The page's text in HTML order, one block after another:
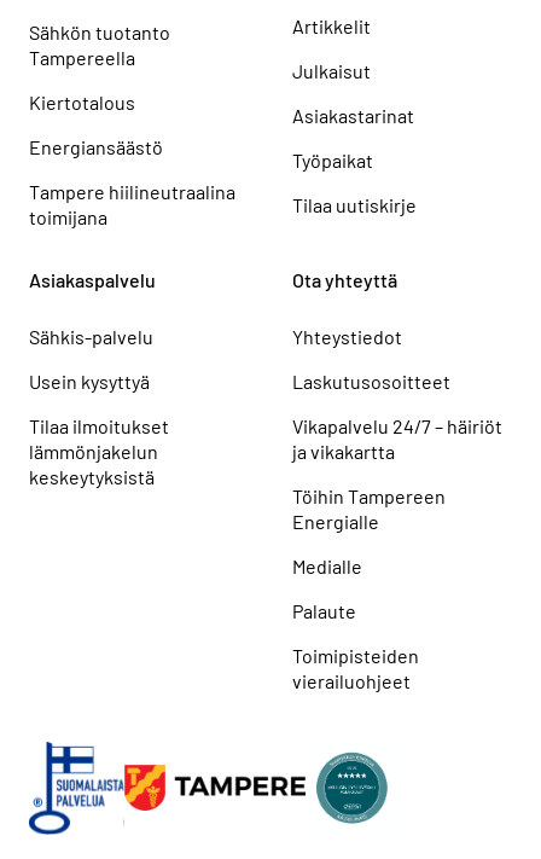
Sähkön tuotanto
Tampereella
Kiertotalous
Energiansäästö
Tampere hiilineutraalina
toimijana
Artikkelit
Julkaisut
Asiakastarinat
Työpaikat
Tilaa uutiskirje
Asiakaspalvelu
Sähkis-palvelu
Usein kysyttyä
Tilaa ilmoitukset
lämmönjakelun
keskeytyksistä
Ota yhteyttä
Yhteystiedot
Laskutusosoitteet
Vikapalvelu 24/7 – häiriöt
ja vikakartta
Töihin Tampereen
Energialle
Medialle
Palaute
Toimipisteiden
vierailuohjeet